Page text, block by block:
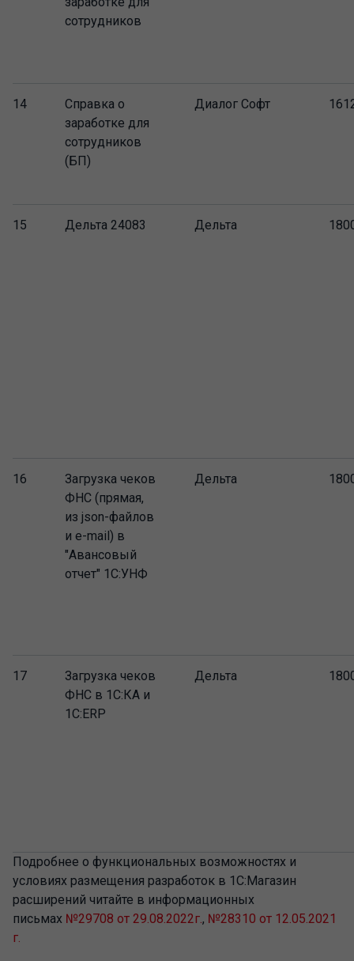
сотрудников
14
Справка о
заработке для
сотрудников
(БП)
Диалог Софт
15 Дельта 24083 Дельта
16
Загрузка чеков
ФНС (прямая,
из json-файлов
и e-mail) в
"Авансовый
отчет" 1С:УНФ
Дельта
17
Загрузка чеков
ФНС в 1С:КА и
1С:ERP
Дельта
Подробнее о функциональных возможностях и
условиях размещения разработок в 1С:Магазин
расширений читайте в информационных
письмах №29708 от 29.08.2022г., №28310 от 12.05.2021
г.